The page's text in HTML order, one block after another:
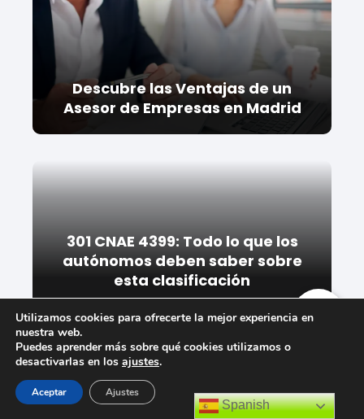
Descubre las Ventajas de un
Asesor de Empresas en Madrid
301 CNAE 4399: Todo lo que los
autónomos deben saber sobre
esta clasificación
La importancia del Documento CIF
Spanish
Utilizamos cookies para ofrecerte la mejor experiencia en
nuestra web.
Puedes aprender más sobre qué cookies utilizamos o
desactivarlas en los ajustes.
Aceptar Ajustes